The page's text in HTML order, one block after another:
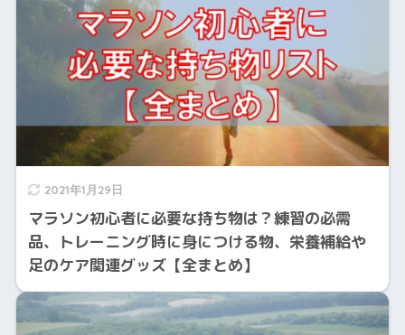
2021年1月29日
マラソン初心者に必要な持ち物は？練習の必需
品、トレーニング時に身につける物、栄養補給や
足のケア関連グッズ【全まとめ】